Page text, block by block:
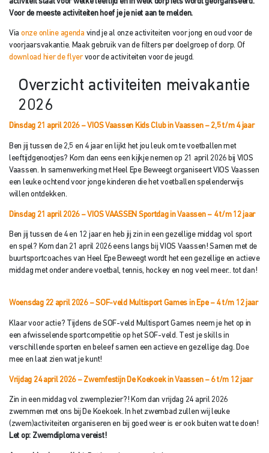
Voor de meeste activiteiten hoef je je niet aan te melden.
Via onze online agenda vind je al onze activiteiten voor jong en oud voor de
voorjaarsvakantie. Maak gebruik van de filters per doelgroep of dorp. Of
download hier de flyervoor de activiteiten voor de jeugd.
Overzicht activiteiten meivakantie
2026
Dinsdag 21 april 2026 – VIOS Vaassen Kids Club in Vaassen – 2,5 t/m 4 jaar
Ben jij tussen de 2,5 en 4 jaar en lijkt het jou leuk om te voetballen met
leeftijdgenootjes? Kom dan eens een kijkje nemen op 21 april 2026 bij VIOS
Vaassen. In samenwerking met Heel Epe Beweegt organiseert VIOS Vaassen
een leuke ochtend voor jonge kinderen die het voetballen spelenderwijs
willen ontdekken.
Dinsdag 21 april 2026 – VIOS VAASSEN Sportdag in Vaassen – 4 t/m 12 jaar
Ben jij tussen de 4 en 12 jaar en heb jij zin in een gezellige middag vol sport
en spel? Kom dan 21 april 2026 eens langs bij VIOS Vaassen! Samen met de
buurtsportcoaches van Heel Epe Beweegt wordt het een gezellige en actieve
middag met onder andere voetbal, tennis, hockey en nog veel meer.. tot dan!
Woensdag 22 april 2026 – SOF-veld Multisport Games in Epe – 4 t/m 12 jaar
Klaar voor actie? Tijdens de SOF-veld Multisport Games neem je het op in
een afwisselende sportcompetitie op het SOF-veld. Test je skills in
verschillende sporten en beleef samen een actieve en gezellige dag. Doe
mee en laat zien wat je kunt!
Vrijdag 24 april 2026 – Zwemfestijn De Koekoek in Vaassen –6 t/m 12 jaar
Zin in een middag vol zwemplezier?! Kom dan vrijdag 24 april 2026
zwemmen met ons bij De Koekoek. In het zwembad zullen wij leuke
(zwem)activiteiten organiseren en bij goed weer is er ook buiten wat te doen!
Let op: Zwemdiploma vereist!